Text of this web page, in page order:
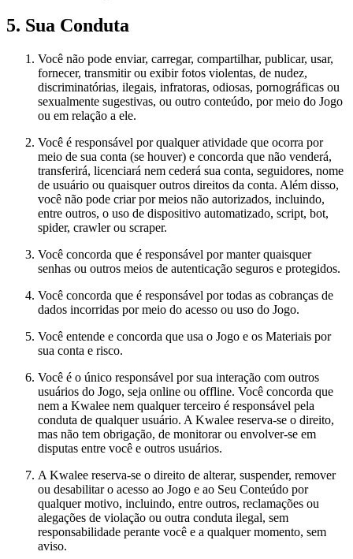
5. Sua Conduta
Você não pode enviar, carregar, compartilhar, publicar, usar,
fornecer, transmitir ou exibir fotos violentas, de nudez,
discriminatórias, ilegais, infratoras, odiosas, pornográficas ou
sexualmente sugestivas, ou outro conteúdo, por meio do Jogo
ou em relação a ele.
Você é responsável por qualquer atividade que ocorra por
meio de sua conta (se houver) e concorda que não venderá,
transferirá, licenciará nem cederá sua conta, seguidores, nome
de usuário ou quaisquer outros direitos da conta. Além disso,
você não pode criar por meios não autorizados, incluindo,
entre outros, o uso de dispositivo automatizado, script, bot,
spider, crawler ou scraper.
Você concorda que é responsável por manter quaisquer
senhas ou outros meios de autenticação seguros e protegidos.
Você concorda que é responsável por todas as cobranças de
dados incorridas por meio do acesso ou uso do Jogo.
Você entende e concorda que usa o Jogo e os Materiais por
sua conta e risco.
Você é o único responsável por sua interação com outros
usuários do Jogo, seja online ou offline. Você concorda que
nem a Kwalee nem qualquer terceiro é responsável pela
conduta de qualquer usuário. A Kwalee reserva-se o direito,
mas não tem obrigação, de monitorar ou envolver-se em
disputas entre você e outros usuários.
A Kwalee reserva-se o direito de alterar, suspender, remover
ou desabilitar o acesso ao Jogo e ao Seu Conteúdo por
qualquer motivo, incluindo, entre outros, reclamações ou
alegações de violação ou outra conduta ilegal, sem
responsabilidade perante você e a qualquer momento, sem
aviso.